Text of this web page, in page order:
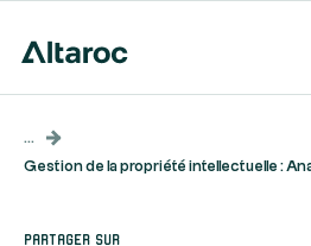
...
Gestion de la propriété intellectuelle :
partager sur